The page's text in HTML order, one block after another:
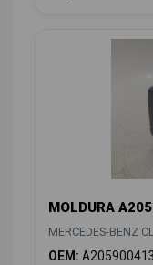
MOLDURA
MERCEDES-BENZ
OEM: